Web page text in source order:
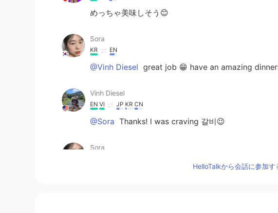
めっちゃ美味しそう😊
Sora
KR EN
@Vinh Diesel great job 😁 have an amazing
Vinh Diesel
EN VI JP KR CN
@Sora Thanks! I was craving 갈비😉
Sora
HelloTalkから会話に参加す